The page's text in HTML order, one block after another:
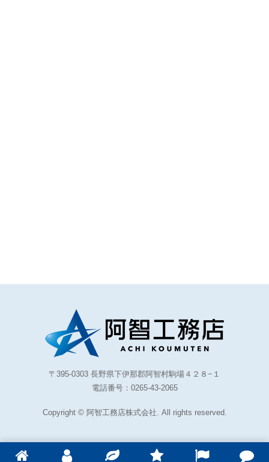
〒395-0303 長野県下伊那郡阿智村駒場４２８−１
電話番号：0265-43-2065
Copyright © 阿智工務店株式会社. All rights reserved.